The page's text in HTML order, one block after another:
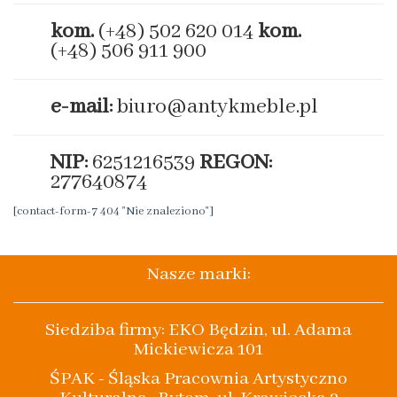
kom. (+48) 502 620 014 kom.
(+48) 506 911 900
e-mail:biuro@antykmeble.pl
NIP: 6251216539 REGON:
277640874
[contact-form-7 404 "Nie znaleziono"]
Nasze marki:
Siedziba firmy: EKO Będzin, ul. Adama
Mickiewicza 101
ŚPAK - Śląska Pracownia Artystyczno